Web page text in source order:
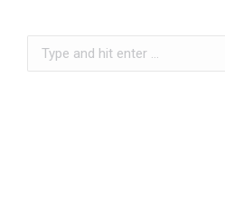
Search: